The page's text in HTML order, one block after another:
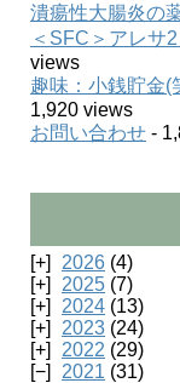
潰瘍性大腸炎の
＜SFC＞アレサ
views
趣味：小銭貯金
1,920 views
お問い合わせ -
2026 (4)
2025 (7)
2024 (13)
2023 (24)
2022 (29)
2021 (31)